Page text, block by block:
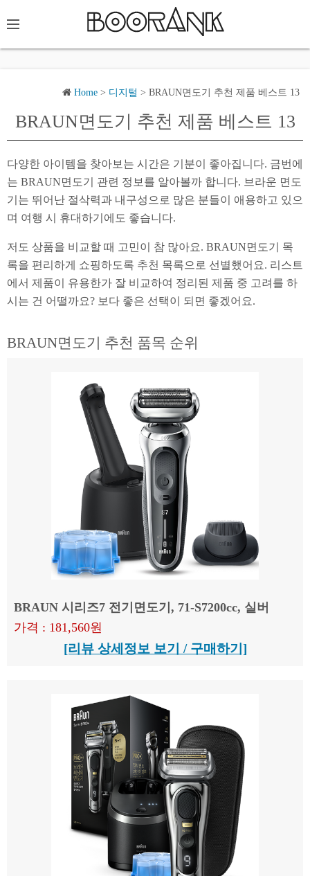
Home > 디지털 > BRAUN면도기 추천 제품 베스트 13
BRAUN면도기 추천 제품 베스트 13
다양한 아이템을 찾아보는 시간은 기분이 좋아집니다. 금번에
는 BRAUN면도기 관련 정보를 알아볼까 합니다. 브라운 면도
기는 뛰어난 절삭력과 내구성으로 많은 분들이 애용하고 있으
며 여행 시 휴대하기에도 좋습니다.
저도 상품을 비교할 때 고민이 참 많아요. BRAUN면도기 목
록을 편리하게 쇼핑하도록 추천 목록으로 선별했어요. 리스트
에서 제품이 유용한가 잘 비교하여 정리된 제품 중 고려를 하
시는 건 어떨까요? 보다 좋은 선택이 되면 좋겠어요.
BRAUN면도기 추천 품목 순위
BRAUN 시리즈7 전기면도기, 71-S7200cc, 실버
가격 : 181,560원
[리뷰 상세정보 보기 / 구매하기]